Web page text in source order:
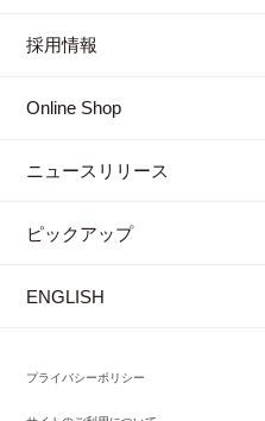
採用情報
Online Shop
ニュースリリース
ピックアップ
ENGLISH
プライバシーポリシー